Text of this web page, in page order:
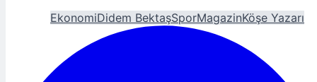
EkonomiDidem BektaşSporMagazinKöşe Yazarı